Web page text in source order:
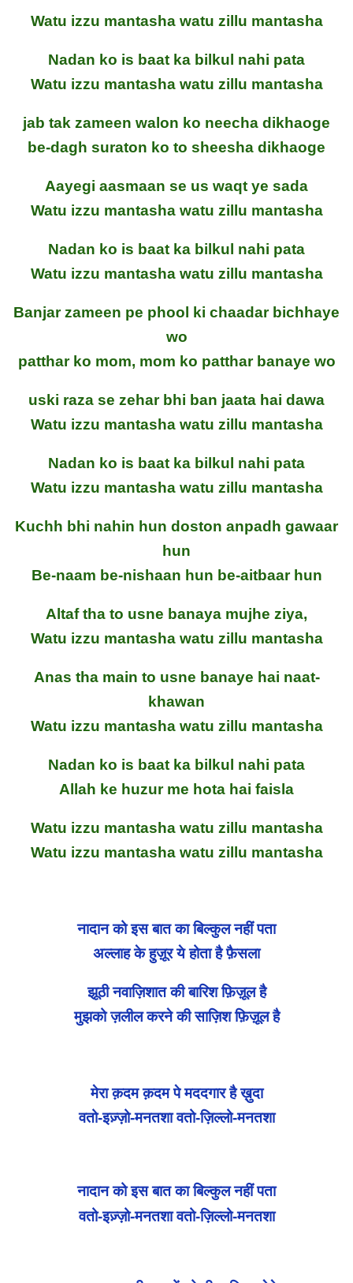
Watu izzu mantasha watu zillu mantasha
Nadan ko is baat ka bilkul nahi pata
Watu izzu mantasha watu zillu mantasha
jab tak zameen walon ko neecha dikhaoge
be-dagh suraton ko to sheesha dikhaoge
Aayegi aasmaan se us waqt ye sada
Watu izzu mantasha watu zillu mantasha
Nadan ko is baat ka bilkul nahi pata
Watu izzu mantasha watu zillu mantasha
Banjar zameen pe phool ki chaadar bichhaye
wo
patthar ko mom, mom ko patthar banaye wo
uski raza se zehar bhi ban jaata hai dawa
Watu izzu mantasha watu zillu mantasha
Nadan ko is baat ka bilkul nahi pata
Watu izzu mantasha watu zillu mantasha
Kuchh bhi nahin hun doston anpadh gawaar
hun
Be-naam be-nishaan hun be-aitbaar hun
Altaf tha to usne banaya mujhe ziya,
Watu izzu mantasha watu zillu mantasha
Anas tha main to usne banaye hai naat-
khawan
Watu izzu mantasha watu zillu mantasha
Nadan ko is baat ka bilkul nahi pata
Allah ke huzur me hota hai faisla
Watu izzu mantasha watu zillu mantasha
Watu izzu mantasha watu zillu mantasha
नादान को इस बात का बिल्कुल नहीं पता
अल्लाह के हुज़ूर ये होता है फ़ैसला
झूठी नवाज़िशात की बारिश फ़िज़ूल है
मुझको ज़लील करने की साज़िश फ़िज़ूल है
मेरा क़दम क़दम पे मददगार है ख़ुदा
वतो-इज़्ज़ो-मनतशा वतो-ज़िल्लो-मनतशा
नादान को इस बात का बिल्कुल नहीं पता
वतो-इज़्ज़ो-मनतशा वतो-ज़िल्लो-मनतशा